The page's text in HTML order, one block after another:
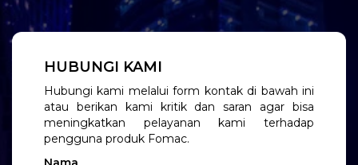
HUBUNGI KAMI
Hubungi kami melalui form kontak di bawah ini
atau berikan kami kritik dan saran agar bisa
meningkatkan pelayanan kami terhadap
pengguna produk Fomac.